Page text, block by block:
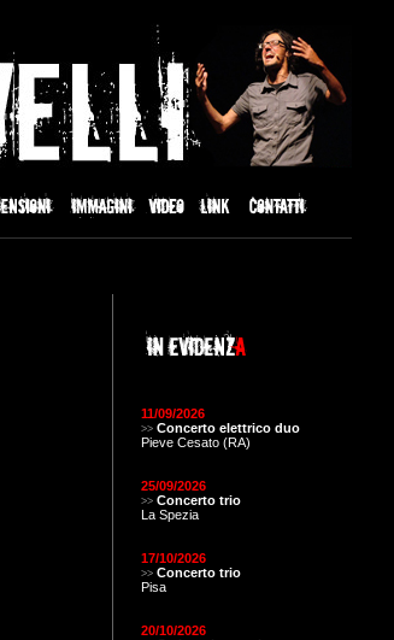
11/09/2026
>> Concerto elettrico duo
Pieve Cesato (RA)
25/09/2026
>> Concerto trio
La Spezia
17/10/2026
>> Concerto trio
Pisa
20/10/2026